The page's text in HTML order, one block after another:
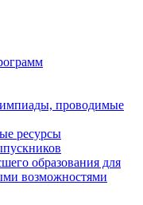
проводимые
ресурсы
образования для
возможностями